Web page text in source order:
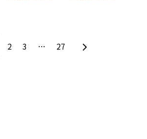
2 3 … 27